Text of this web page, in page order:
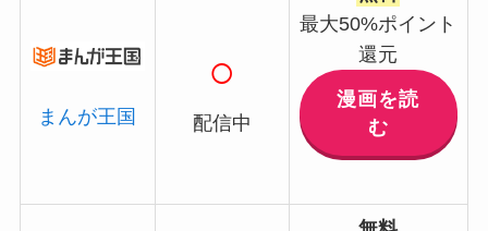
まんが王国
○
配信中
最大50%ポイント
還元
漫画を読
む